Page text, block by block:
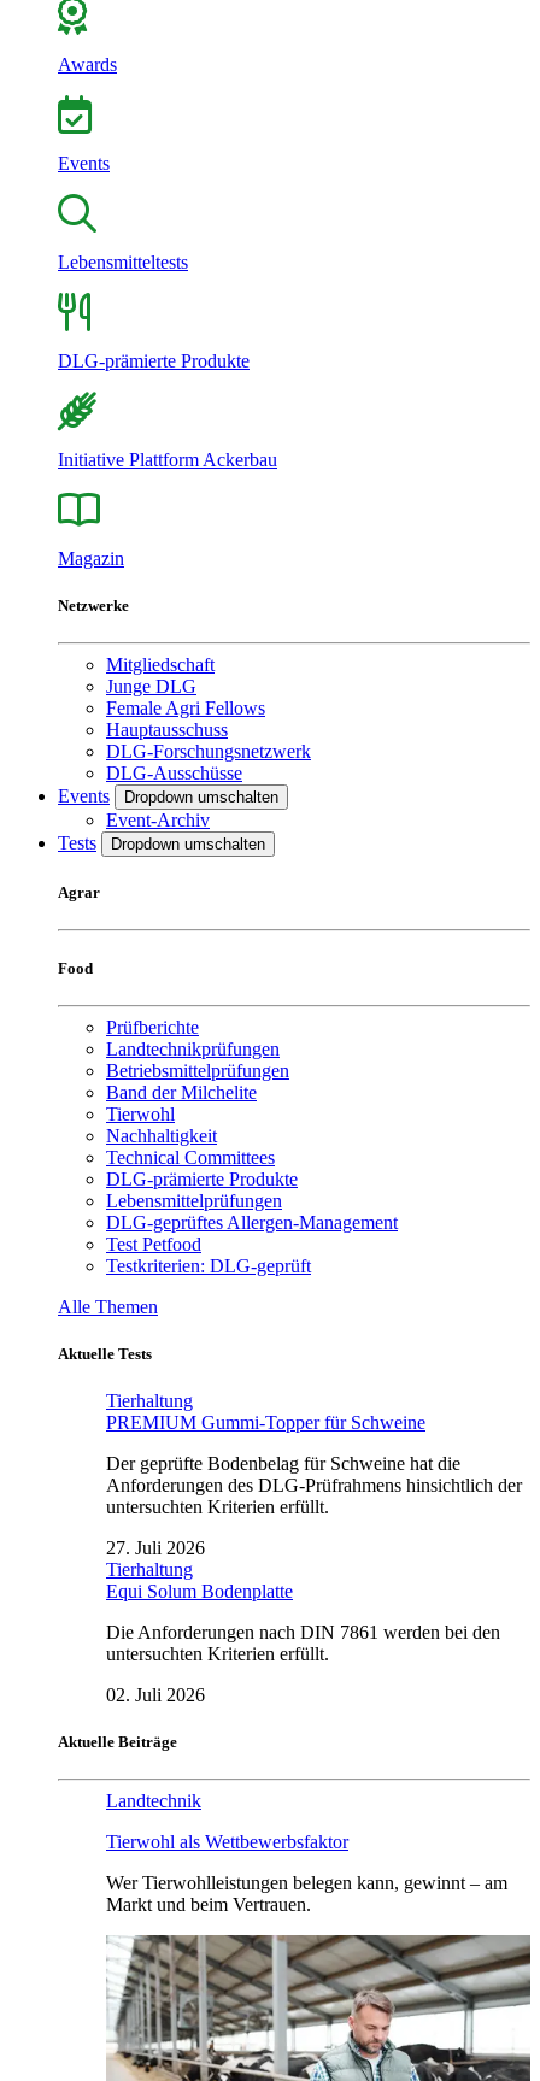
Awards
Events
Lebensmitteltests
DLG-prämierte Produkte
Initiative Plattform Ackerbau
Magazin
Netzwerke
Mitgliedschaft
Junge DLG
Female Agri Fellows
Hauptausschuss
DLG-Forschungsnetzwerk
DLG-Ausschüsse
Events
Dropdown umschalten
Event-Archiv
Tests
Dropdown umschalten
Agrar
Food
Prüfberichte
Landtechnikprüfungen
Betriebsmittelprüfungen
Band der Milchelite
Tierwohl
Nachhaltigkeit
Technical Committees
DLG-prämierte Produkte
Lebensmittelprüfungen
DLG-geprüftes Allergen-Management
Test Petfood
Testkriterien: DLG-geprüft
Alle Themen
Aktuelle Tests
Tierhaltung
PREMIUM Gummi-Topper für Schweine
Der geprüfte Bodenbelag für Schweine hat die
Anforderungen des DLG-Prüfrahmens hinsichtlich der
untersuchten Kriterien erfüllt.
27. Juli 2026
Tierhaltung
Equi Solum Bodenplatte
Die Anforderungen nach DIN 7861 werden bei den
untersuchten Kriterien erfüllt.
02. Juli 2026
Aktuelle Beiträge
Landtechnik
Tierwohl als Wettbewerbsfaktor
Wer Tierwohlleistungen belegen kann, gewinnt – am
Markt und beim Vertrauen.